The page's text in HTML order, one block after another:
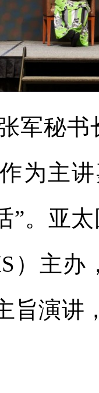
秘书
为主
”。亚
）主
旨演讲